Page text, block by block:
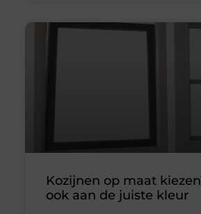
Kozijnen op maat
ook aan de juiste kleur